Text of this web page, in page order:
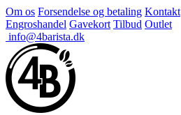
Om os Forsendelse og betaling Kontakt
Engroshandel Gavekort Tilbud Outlet
info@4barista.dk